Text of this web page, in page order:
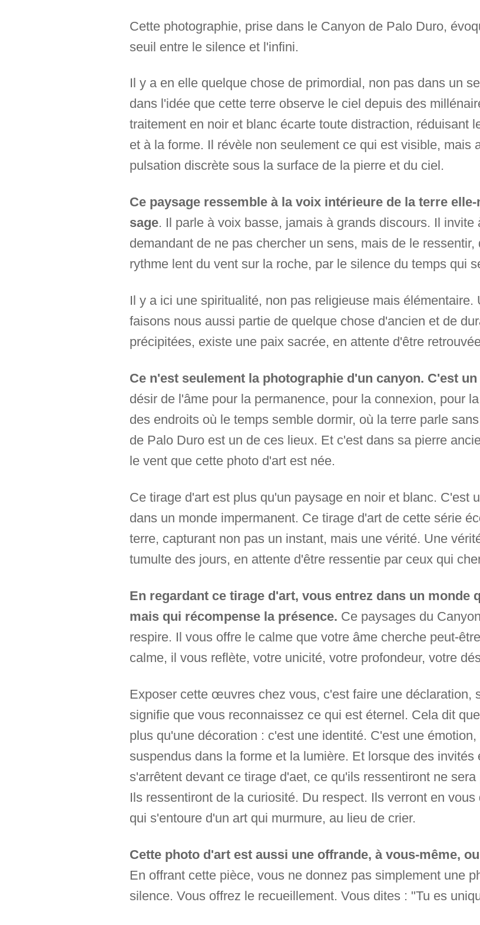
Cette photographie, prise dans le Canyon de Palo Duro,
seuil entre le silence et l'infini.
Il y a en elle quelque chose de primordial, non pas dans un
dans l'idée que cette terre observe le ciel depuis des
traitement en noir et blanc écarte toute distraction, réduisant
et à la forme. Il révèle non seulement ce qui est visible, mais
pulsation discrète sous la surface de la pierre et du ciel.
Ce paysage ressemble à la voix intérieure de la terre
sage. Il parle à voix basse, jamais à grands discours. Il invite
demandant de ne pas chercher un sens, mais de le
rythme lent du vent sur la roche, par le silence du temps qui
Il y a ici une spiritualité, non pas religieuse mais élémentaire.
faisons nous aussi partie de quelque chose d'ancien et de
précipitées, existe une paix sacrée, en attente d'être
Ce n'est seulement la photographie d'un canyon. C'est
désir de l'âme pour la permanence, pour la connexion, pour
des endroits où le temps semble dormir, où la terre parle
de Palo Duro est un de ces lieux. Et c'est dans sa pierre
le vent que cette photo d'art est née.
Ce tirage d'art est plus qu'un paysage en noir et blanc. C'est
dans un monde impermanent. Ce tirage d'art de cette série
terre, capturant non pas un instant, mais une vérité. Une
tumulte des jours, en attente d'être ressentie par ceux qui
En regardant ce tirage d'art, vous entrez dans un monde
mais qui récompense la présence. Ce paysages du
respire. Il vous offre le calme que votre âme cherche peut-
calme, il vous reflète, votre unicité, votre profondeur, votre
Exposer cette œuvres chez vous, c'est faire une déclaration,
signifie que vous reconnaissez ce qui est éternel. Cela dit
plus qu'une décoration : c'est une identité. C'est une
suspendus dans la forme et la lumière. Et lorsque des
s'arrêtent devant ce tirage d'aet, ce qu'ils ressentiront ne
Ils ressentiront de la curiosité. Du respect. Ils verront en
qui s'entoure d'un art qui murmure, au lieu de crier.
Cette photo d'art est aussi une offrande, à vous-même,
En offrant cette pièce, vous ne donnez pas simplement une
silence. Vous offrez le recueillement. Vous dites : "Tu es